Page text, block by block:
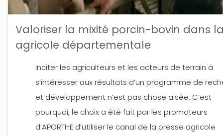
Valoriser la mixité porcin-bovin dans
agricole départementale
Inciter les agriculteurs et les acteurs de terrain à
s’intéresser aux résultats d’un programme de
et développement n’est pas chose aisée. C’est
pourquoi, le choix a été fait par les promoteurs
d’APORTHE d’utiliser le canal de la presse agricole